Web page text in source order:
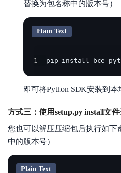
替换为包名称中的版本号）：
Plain Text
1 pip install bce-
即可将Python SDK安装到本
方式三：使用setup.py install文
您也可以解压压缩包后执行如下
中的版本号）
Plain Text